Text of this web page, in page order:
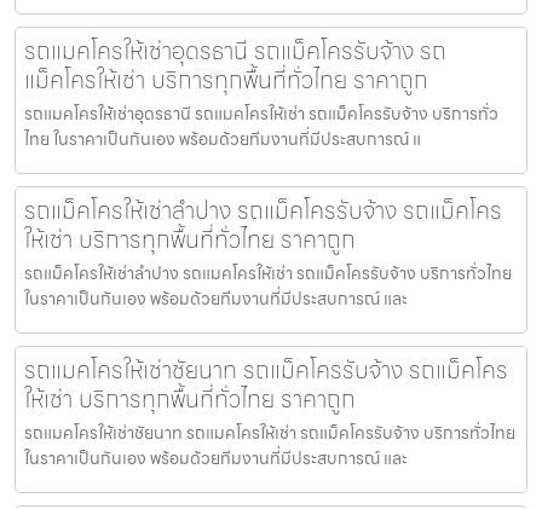
รถแมคโครให้เช่าอุดรธานี รถแม็คโครรับจ้าง รถ
แม็คโครให้เช่า บริการทุกพื้นที่ทั่วไทย ราคาถูก
รถแมคโครให้เช่าอุดรธานี รถแมคโครให้เช่า รถแม็คโครรับจ้าง บริการทั่ว
ไทย ในราคาเป็นกันเอง พร้อมด้วยทีมงานที่มีประสบการณ์ แ
รถแม็คโครให้เช่าลำปาง รถแม็คโครรับจ้าง รถแม็คโคร
ให้เช่า บริการทุกพื้นที่ทั่วไทย ราคาถูก
รถแม็คโครให้เช่าลำปาง รถแมคโครให้เช่า รถแม็คโครรับจ้าง บริการทั่วไทย
ในราคาเป็นกันเอง พร้อมด้วยทีมงานที่มีประสบการณ์ และ
รถแมคโครให้เช่าชัยนาท รถแม็คโครรับจ้าง รถแม็คโคร
ให้เช่า บริการทุกพื้นที่ทั่วไทย ราคาถูก
รถแมคโครให้เช่าชัยนาท รถแมคโครให้เช่า รถแม็คโครรับจ้าง บริการทั่วไทย
ในราคาเป็นกันเอง พร้อมด้วยทีมงานที่มีประสบการณ์ และ